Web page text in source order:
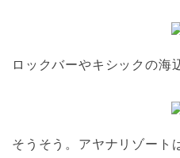
ロックバーやキシックの海
そうそう。アヤナリゾート